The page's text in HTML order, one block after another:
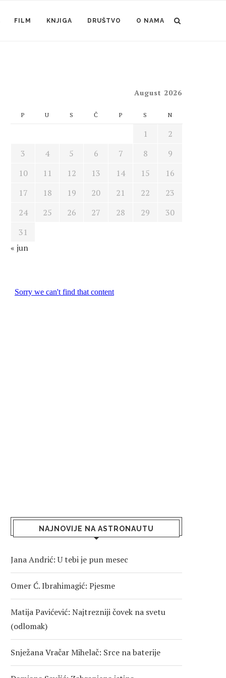
FILM KNJIGA DRUŠTVO O NAMA
August 2026
P U S Č P S N
1
2
3
4 5 6 7 8
9
10
11 12 13 14 15
16
17
18 19 20 21 22
23
24
25 26 27 28 29
30
31
« jun
NAJNOVIJE NA ASTRONAUTU
Jana Andrić: U tebi je pun mesec
Omer Ć. Ibrahimagić: Pjesme
Matija Pavićević: Najtrezniji čovek na svetu
(odlomak)
Snježana Vračar Mihelač: Srce na baterije